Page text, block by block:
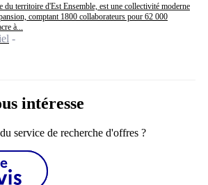
du territoire d'Est Ensemble, est une collectivité moderne
comptant 1800 collaborateurs pour 62 000
à...
intéresse
service de recherche d'offres ?